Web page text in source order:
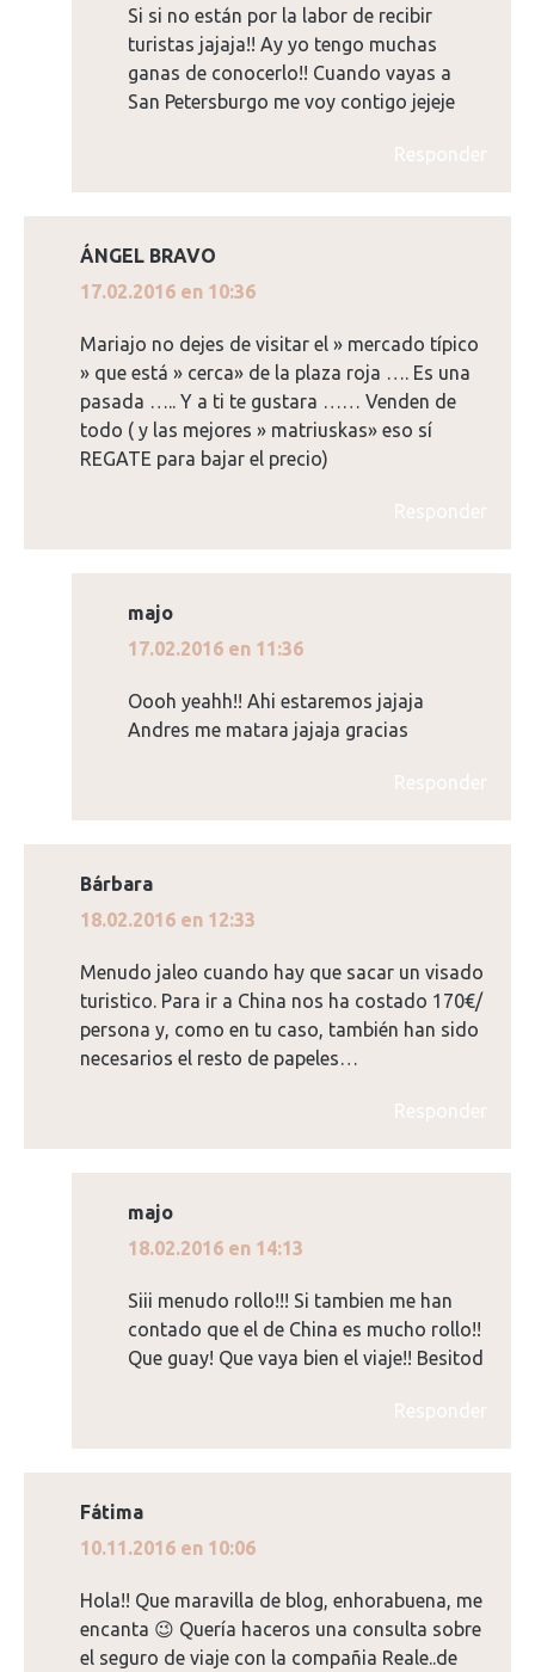
Si si no están por la labor de recibir
turistas jajaja!! Ay yo tengo muchas
ganas de conocerlo!! Cuando vayas a
San Petersburgo me voy contigo jejeje
Responder
ÁNGEL BRAVO
dice:
17.02.2016 en 10:36
Mariajo no dejes de visitar el » mercado típico
» que está » cerca» de la plaza roja …. Es una
pasada ….. Y a ti te gustara …… Venden de
todo ( y las mejores » matriuskas» eso sí
REGATE para bajar el precio)
Responder
majo
dice:
17.02.2016 en 11:36
Oooh yeahh!! Ahi estaremos jajaja
Andres me matara jajaja gracias
Responder
Bárbara
dice:
18.02.2016 en 12:33
Menudo jaleo cuando hay que sacar un visado
turistico. Para ir a China nos ha costado 170€/
persona y, como en tu caso, también han sido
necesarios el resto de papeles…
Responder
majo
dice:
18.02.2016 en 14:13
Siii menudo rollo!!! Si tambien me han
contado que el de China es mucho rollo!!
Que guay! Que vaya bien el viaje!! Besitod
Responder
Fátima
dice:
10.11.2016 en 10:06
Hola!! Que maravilla de blog, enhorabuena, me
encanta 😉 Quería haceros una consulta sobre
el seguro de viaje con la compañia Reale..de